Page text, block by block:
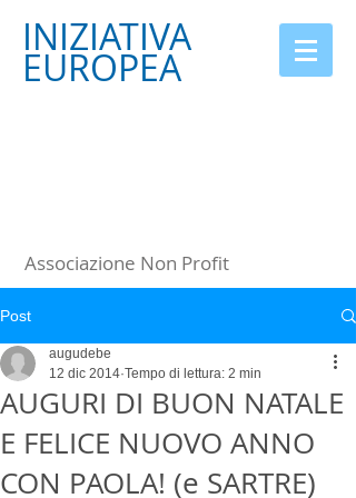
INIZIATIVA
EUROPEA
Associazione Non Profit
Post
AUGURI DI BUON NATALE
E FELICE NUOVO ANNO
CON PAOLA! (e SARTRE)
augudebe
12 dic 2014 Tempo di lettura: 2 min